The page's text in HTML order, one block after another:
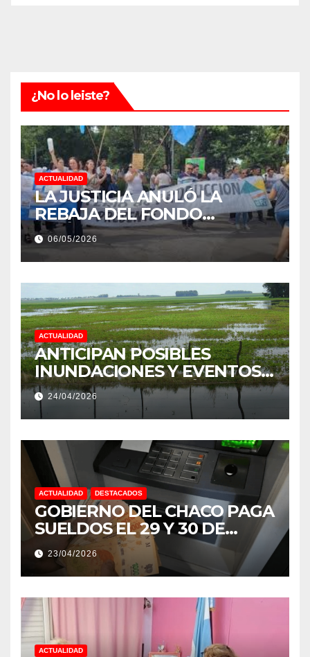
¿No lo leiste?
ACTUALIDAD
LA JUSTICIA ANULÓ LA
REBAJA DEL FONDO
ESTÍMULO A EMPLEADOS DE
PRODUCCIÓN DE LA
PROVINCIA DEL CHACO
06/05/2026
ACTUALIDAD
ANTICIPAN POSIBLES
INUNDACIONES Y EVENTOS
EXTREMOS: “PODRÍA SER UN
NIÑO MUY IMPORTANTE”
24/04/2026
ACTUALIDAD DESTACADOS
GOBIERNO DEL CHACO PAGA
SUELDOS EL 29 Y 30 DE
ABRIL, CON EL 2% DE
AUMENTO
23/04/2026
ACTUALIDAD